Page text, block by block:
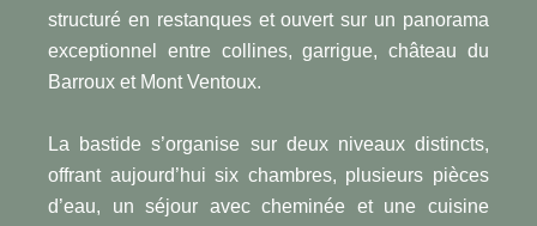
structuré en restanques et ouvert sur un panorama
exceptionnel entre collines, garrigue, château du
Barroux et Mont Ventoux.
La bastide s’organise sur deux niveaux distincts,
offrant aujourd’hui six chambres, plusieurs pièces
d’eau, un séjour avec cheminée et une cuisine